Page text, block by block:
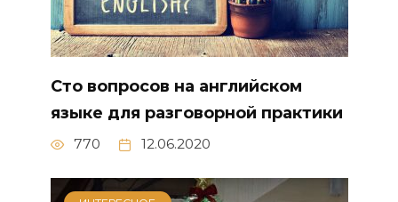
Сто вопросов на английском
языке для разговорной практики
770 12.06.2020